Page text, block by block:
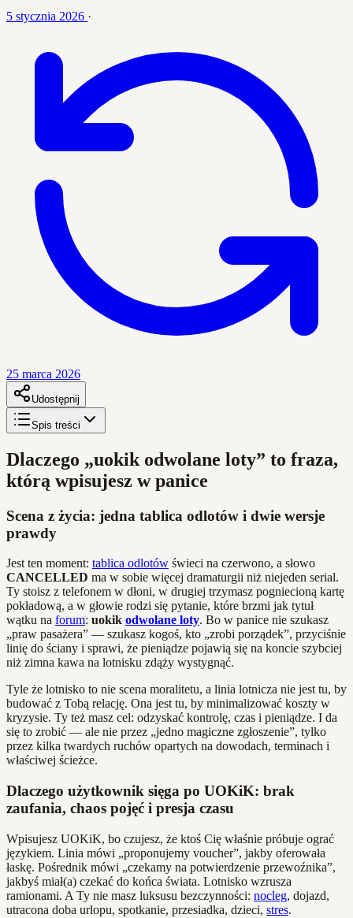
5 stycznia 2026 ·
25 marca 2026
Udostępnij
Spis treści
Dlaczego „uokik odwolane loty” to fraza,
którą wpisujesz w panice
Scena z życia: jedna tablica odlotów i dwie wersje
prawdy
Jest ten moment: tablica odlotów świeci na czerwono, a słowo
CANCELLED ma w sobie więcej dramaturgii niż niejeden serial.
Ty stoisz z telefonem w dłoni, w drugiej trzymasz pogniecioną kartę
pokładową, a w głowie rodzi się pytanie, które brzmi jak tytuł
wątku na forum: uokik odwolane loty. Bo w panice nie szukasz
„praw pasażera” — szukasz kogoś, kto „zrobi porządek”, przyciśnie
linię do ściany i sprawi, że pieniądze pojawią się na koncie szybciej
niż zimna kawa na lotnisku zdąży wystygnąć.
Tyle że lotnisko to nie scena moralitetu, a linia lotnicza nie jest tu, by
budować z Tobą relację. Ona jest tu, by minimalizować koszty w
kryzysie. Ty też masz cel: odzyskać kontrolę, czas i pieniądze. I da
się to zrobić — ale nie przez „jedno magiczne zgłoszenie”, tylko
przez kilka twardych ruchów opartych na dowodach, terminach i
właściwej ścieżce.
Dlaczego użytkownik sięga po UOKiK: brak
zaufania, chaos pojęć i presja czasu
Wpisujesz UOKiK, bo czujesz, że ktoś Cię właśnie próbuje ograć
językiem. Linia mówi „proponujemy voucher”, jakby oferowała
łaskę. Pośrednik mówi „czekamy na potwierdzenie przewoźnika”,
jakbyś miał(a) czekać do końca świata. Lotnisko wzrusza
ramionami. A Ty nie masz luksusu bezczynności: nocleg, dojazd,
utracona doba urlopu, spotkanie, przesiadka, dzieci, stres.